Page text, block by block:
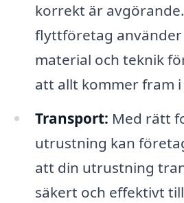
korrekt är
flyttföretag
material och teknik
att allt kommer fram
Transport: Med rätt
utrustning kan
att din utrustning
säkert och effektivt